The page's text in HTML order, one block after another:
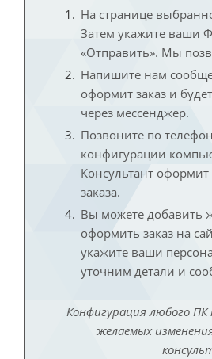
На странице
Затем укажите ваши
«Отправить». Мы
Напишите нам
оформит заказ и
через мессенджер.
Позвоните по
конфигурации
Консультант
заказа.
Вы можете добавить
оформить заказ на
укажите ваши
уточним детали и
Конфигурация любого
желаемых